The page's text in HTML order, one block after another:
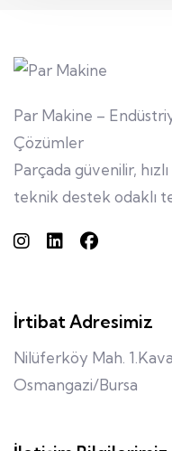
Par Makine –
Çözümler
Parçada güvenilir,
teknik destek odaklı
İrtibat Adresimiz
Nilüferköy Mah.
Osmangazi/Bursa